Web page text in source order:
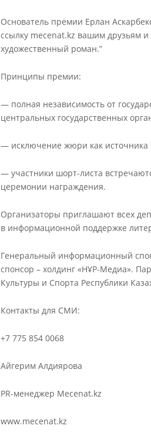
Основатель премии Ерлан
ссылку mecenat.kz вашим друзьям
художественный роман.”
Принципы премии:
— полная независимость от
центральных государственных
— исключение жюри как источника
— участники шорт-листа
церемонии награждения.
Организаторы приглашают всех
в информационной поддержке
Генеральный информационный
спонсор – холдинг «НҰР-Медиа».
Культуры и Спорта Республики
Контакты для СМИ:
+7 775 854 0068
Айгерим Алдиярова
PR-менеджер Mecenat.kz
www.mecenat.kz